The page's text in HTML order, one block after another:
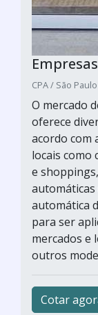
CPA / São
O mercado
oferece
acordo com
locais como
e
automática
para ser
mercados e
outros
Cotar